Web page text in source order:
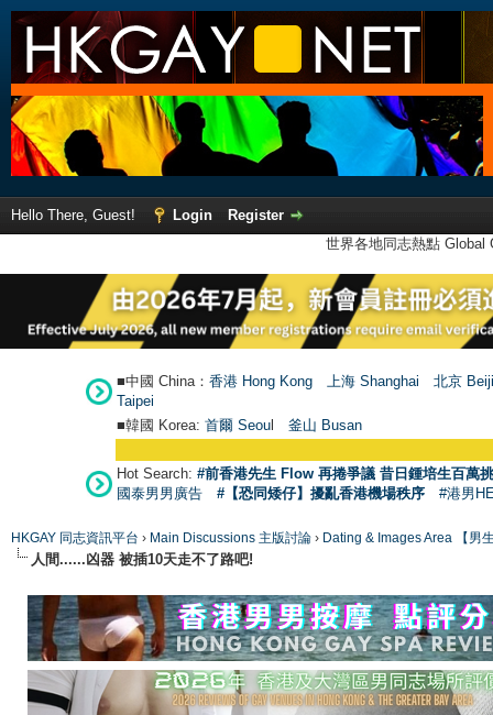
Hello There, Guest! Login
Register
世界各地同志熱點
■中國 China： 香港 Hong Kong 上海 Shanghai
北京
Taipei
■韓國 Korea: 首爾 Seoul 釜山 Busan
Hot Search: #前香港先生 Flow 再捲爭議 昔日鍾培生百萬
國泰男男廣告
#【恐同矮仔】擾亂香港機場秩序 #港男
HKGAY 同志資訊平台 › Main Discussions 主版討論 › Dating & Images Area 【男
人間......凶器 被插10天走不了路吧!